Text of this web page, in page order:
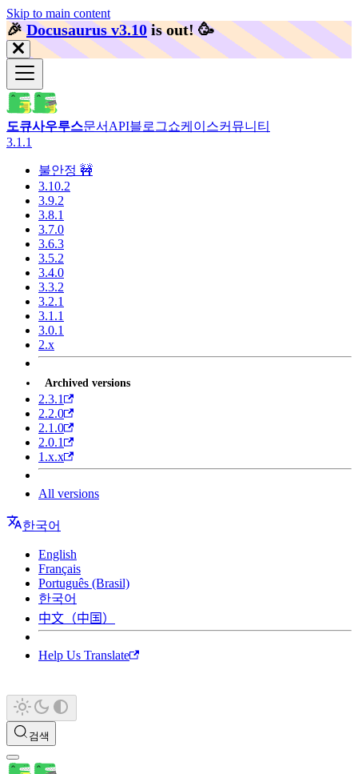
Skip to main content
🎉️Docusaurus v3.10 is out! 🥳️
도큐사우루스문서 API블로그쇼케이스커뮤니티
3.1.1
불안정 🚧
3.10.2
3.9.2
3.8.1
3.7.0
3.6.3
3.5.2
3.4.0
3.3.2
3.2.1
3.1.1
3.0.1
2.x
Archived versions
2.3.1
2.2.0
2.1.0
2.0.1
1.x.x
All versions
한국어
English
Français
Português (Brasil)
한국어
中文（中国）
Help Us Translate
검색